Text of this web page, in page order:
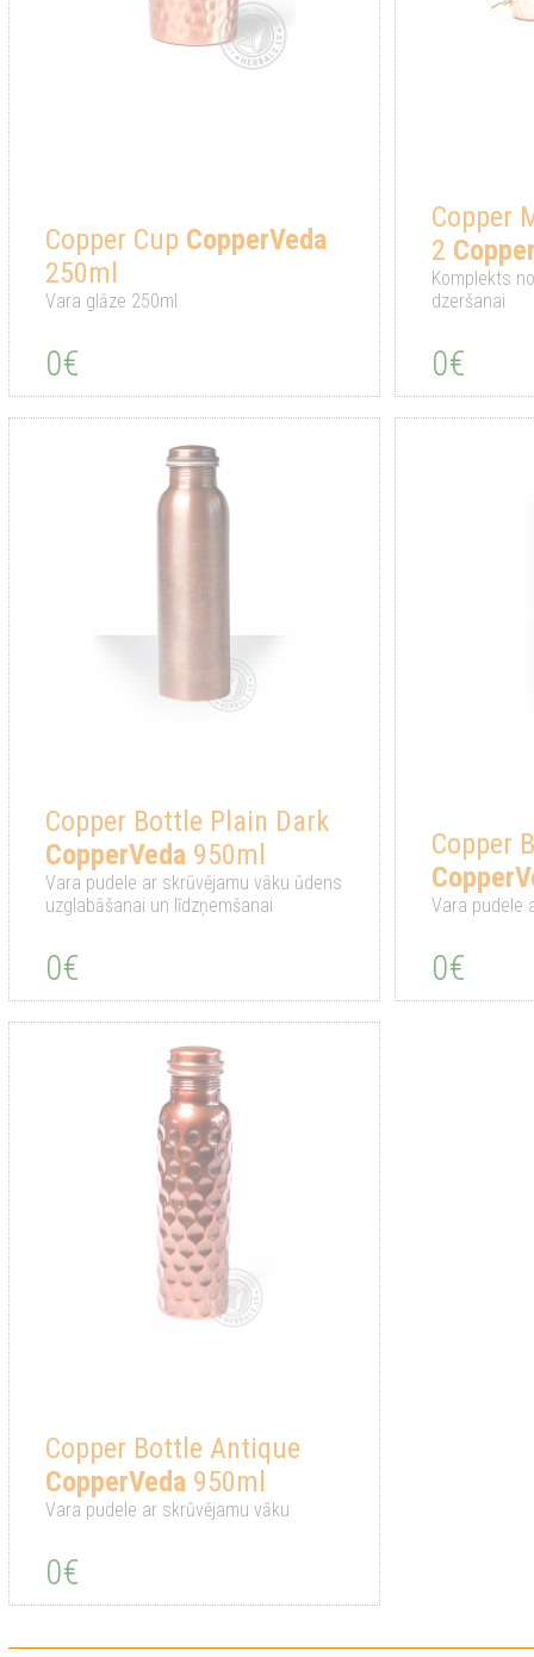
Copper Cup CopperVeda
250ml
Vara glāze 250ml
0€
Copper
2
Komplekts
dzeršanai
0€
Copper Bottle Plain Dark
CopperVeda950ml
Vara pudele ar skrūvējamu vāku ūdens
uzglabāšanai un līdzņemšanai
0€
Copper
Vara pudele
0€
Copper Bottle Antique
CopperVeda950ml
Vara pudele ar skrūvējamu vāku
0€